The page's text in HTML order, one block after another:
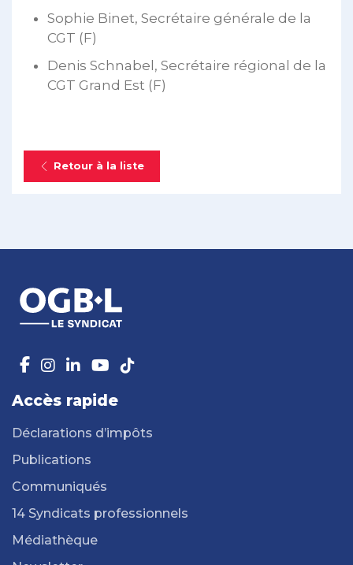
Sophie Binet, Secrétaire générale de la
CGT (F)
Denis Schnabel, Secrétaire régional de la
CGT Grand Est (F)
Retour à la liste
Accès rapide
Déclarations d’impôts
Publications
Communiqués
14 Syndicats professionnels
Médiathèque